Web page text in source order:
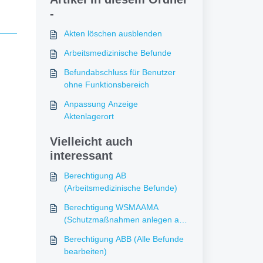
-
Akten löschen ausblenden
Arbeitsmedizinische Befunde
Befundabschluss für Benutzer
ohne Funktionsbereich
Anpassung Anzeige
Aktenlagerort
Vielleicht auch
interessant
Berechtigung AB
(Arbeitsmedizinische Befunde)
Berechtigung WSMAAMA
(Schutzmaßnahmen anlegen alle
Berechtigung ABB (Alle Befunde
bearbeiten)